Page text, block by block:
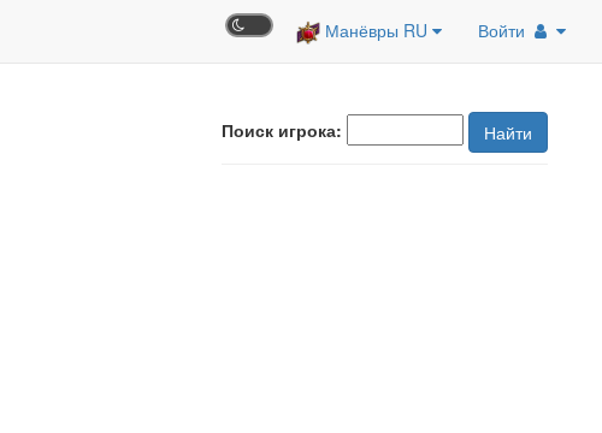
Манёвры RU Войти
Поиск игрока: Найти